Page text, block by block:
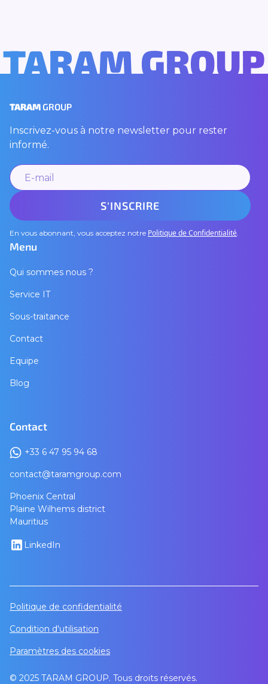
TARAM GROUP
TARAMGROUP
Inscrivez-vous à notre newsletter pour rester
informé.
En vous abonnant, vous acceptez notre Politique de Confidentialité.
Menu
Qui sommes nous ?
Service IT
Sous-traitance
Contact
Equipe
Blog
Contact
+33 6 47 95 94 68
contact@taramgroup.com
Phoenix Central
Plaine Wilhems district
Mauritius
LinkedIn
© 2025 TARAM GROUP. Tous droits réservés.
Politique de confidentialité
Condition d'utilisation
Paramètres des cookies